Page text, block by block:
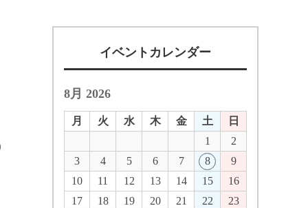
イベントカレンダー
8月 2026
月 火 水 木 金 土
日
1
2
3
4 5 6 7 8
9
10
11 12 13 14 15
16
17
18 19 20 21 22
23